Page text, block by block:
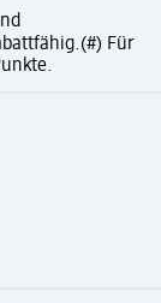
(#) Für